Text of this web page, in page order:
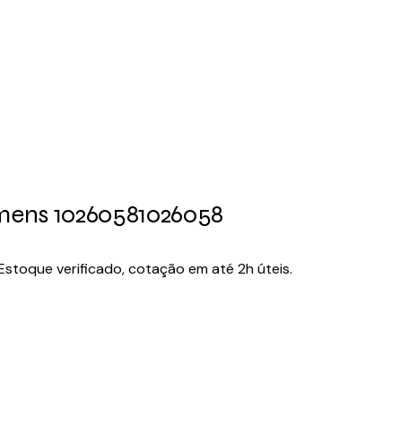
10260581026058
verificado, cotação em até 2h úteis.